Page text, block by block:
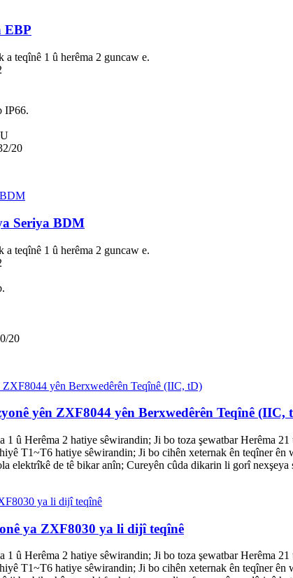
EBP
teqînê 1 û herêma 2 guncaw e.
IP66.
20
Seriya BDM
teqînê 1 û herêma 2 guncaw e.
20
yên ZXF8044 yên Berxwedêrên Teqînê (IIC,
1 û Herêma 2 hatiye sêwirandin; Ji bo toza şewatbar Herêma
T1~T6 hatiye sêwirandin; Ji bo cihên xeternak ên teqîner
elektrîkê de tê bikar anîn; Cureyên cûda dikarin li gorî
ya ZXF8030 ya li dijî teqînê
1 û Herêma 2 hatiye sêwirandin; Ji bo toza şewatbar Herêma
T1~T6 hatiye sêwirandin; Ji bo cihên xeternak ên teqîner